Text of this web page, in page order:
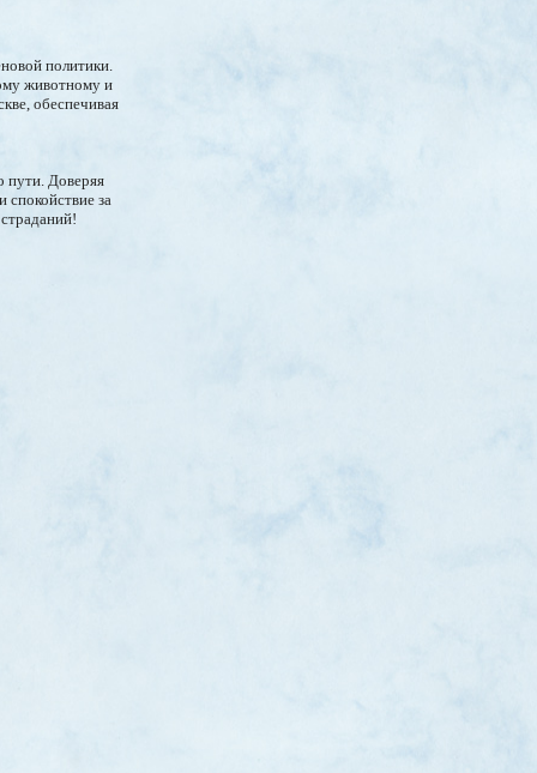
политики.
животному и
обеспечивая
пути. Доверяя
спокойствие за